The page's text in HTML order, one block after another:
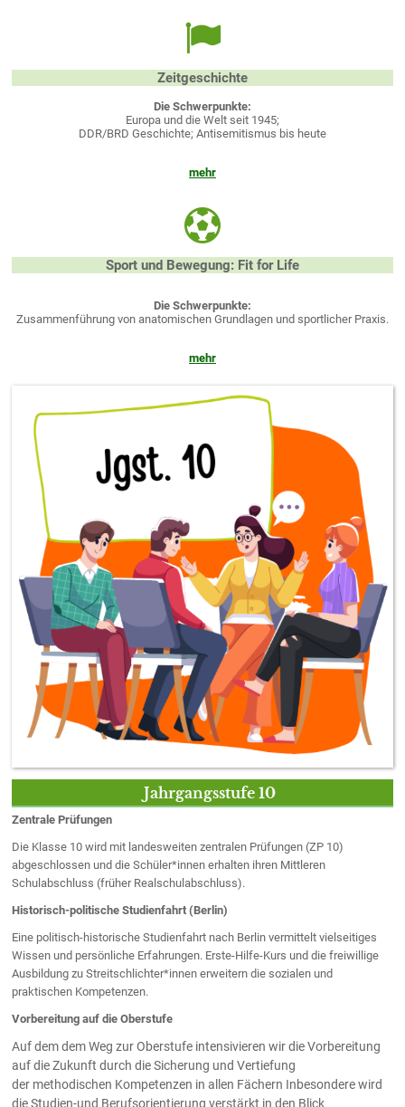
Zeitgeschichte
Die Schwerpunkte:
Europa und die Welt seit 1945;
DDR/BRD Geschichte; Antisemitismus bis heute
mehr
Sport und Bewegung: Fit for Life
Die Schwerpunkte:
Zusammenführung von anatomischen Grundlagen und sportlicher Praxis.
mehr
Jahrgangsstufe 10
Zentrale Prüfungen
Die Klasse 10 wird mit landesweiten zentralen Prüfungen (ZP 10)
abgeschlossen und die Schüler*innen erhalten ihren Mittleren
Schulabschluss (früher Realschulabschluss).
Historisch-politische Studienfahrt (Berlin)
Eine politisch-historische Studienfahrt nach Berlin vermittelt vielseitiges
Wissen und persönliche Erfahrungen. Erste-Hilfe-Kurs und die freiwillige
Ausbildung zu Streitschlichter*innen erweitern die sozialen und
praktischen Kompetenzen.
Vorbereitung auf die Oberstufe
Auf dem dem Weg zur Oberstufe intensivieren wir die Vorbereitung
auf die Zukunft durch die Sicherung und Vertiefung
der methodischen Kompetenzen in allen Fächern Inbesondere wird
die Studien-und Berufsorientierung verstärkt in den Blick